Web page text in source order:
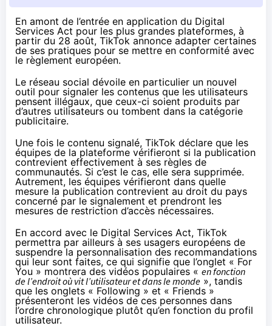
En amont de l’entrée en application du Digital
Services Act pour les plus grandes plateformes, à
partir du 28 août, TikTok annonce adapter certaines
de ses pratiques pour se mettre en conformité avec
le règlement européen.
Le réseau social dévoile en particulier un nouvel
outil pour signaler les contenus que les utilisateurs
pensent illégaux, que ceux-ci soient produits par
d’autres utilisateurs ou tombent dans la catégorie
publicitaire.
Une fois le contenu signalé, TikTok déclare que les
équipes de la plateforme vérifieront si la publication
contrevient effectivement à ses règles de
communautés. Si c’est le cas, elle sera supprimée.
Autrement, les équipes vérifieront dans quelle
mesure la publication contrevient au droit du pays
concerné par le signalement et prendront les
mesures de restriction d’accès nécessaires.
En accord avec le Digital Services Act, TikTok
permettra par ailleurs à ses usagers européens de
suspendre la personnalisation des recommandations
qui leur sont faites, ce qui signifie que l’onglet « For
You » montrera des vidéos populaires « en fonction
de l’endroit où vit l’utilisateur et dans le monde », tandis
que les onglets « Following » et « Friends »
présenteront les vidéos de ces personnes dans
l’ordre chronologique plutôt qu’en fonction du profil
utilisateur.